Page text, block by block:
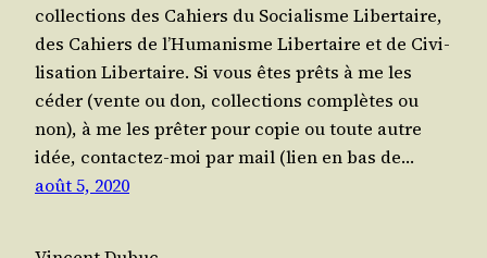
col­lec­tions des Cahiers du Socia­lisme Liber­taire,
des Cahiers de l’Humanisme Liber­taire et de Civi­
li­sa­tion Liber­taire. Si vous êtes prêts à me les
céder (vente ou don, col­lec­tions com­plètes ou
non), à me les prê­ter pour copie ou toute autre
idée, contac­tez-moi par mail (lien en bas de…
août 5, 2020